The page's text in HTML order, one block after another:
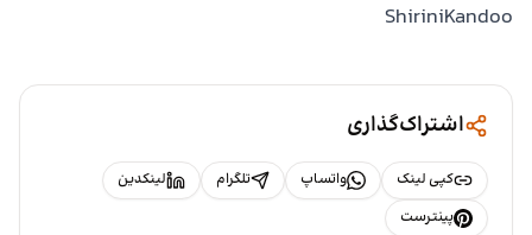
ShiriniKandoo
اشتراک‌گذاری
کپی لینک واتساپ تلگرام
لینکدین
پینترست